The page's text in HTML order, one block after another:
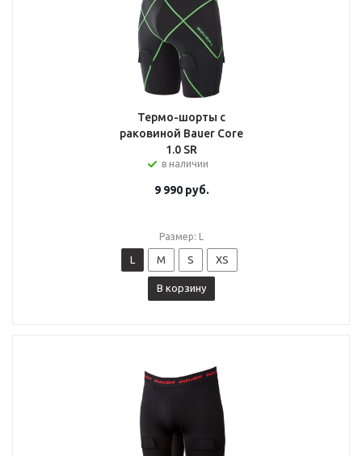
Термо-шорты с
раковиной Bauer Core
1.0 SR
в наличии
9 990руб.
Размер: L
L M S XS
В корзину